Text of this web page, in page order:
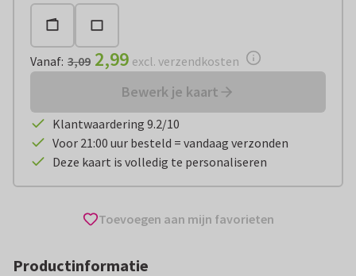
Vanaf: 3,09 2,99 excl. verzendkosten
Bewerk je kaart
Klantwaardering 9.2/10
Voor 21:00 uur besteld = vandaag verzonden
Deze kaart is volledig te personaliseren
Toevoegen aan mijn favorieten
Productinformatie